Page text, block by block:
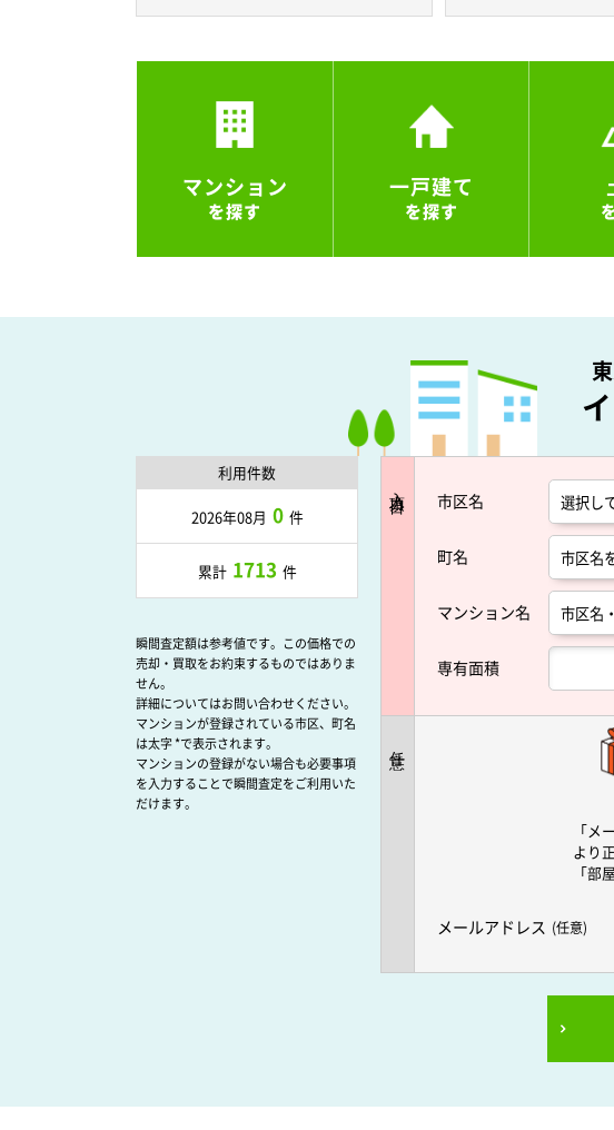
マンション
を探す
一戸建て
を探す
利用件数
2026年08月 0 件
累計 1713 件
市区名
町名
マンション名
専有面積
「メ
より
「部
メールアドレス (任意)
瞬間査定額は参考値です。この価格での
売却・買取をお約束するものではありま
せん。
詳細についてはお問い合わせください。
マンションが登録されている市区、町名
は太字 *で表示されます。
マンションの登録がない場合も必要事項
を入力することで瞬間査定をご利用いた
だけます。